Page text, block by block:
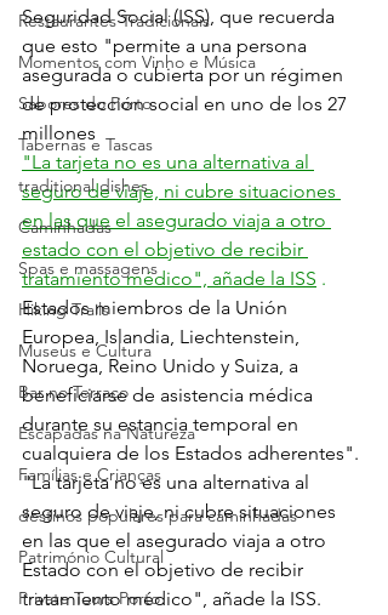
Restaurantes Tradicionais
Momentos com Vinho e Música
Sabores do Porto
Tabernas e Tascas
traditional dishes
Caminhadas
Spas e massagens
Hiking Trails
Museus e Cultura
Bar no Terraço
Escapadas na Natureza
Famílias e Crianças
destinos populares para caminhadas
Património Cultural
Private Tours Porto
Seguridad Social (ISS), que recuerda
que esto "permite a una persona
asegurada o cubierta por un régimen
de protección social en uno de los 27
millones
"La tarjeta no es una alternativa al
seguro de viaje, ni cubre situaciones
en las que el asegurado viaja a otro
estado con el objetivo de recibir
tratamiento médico", añade la ISS .
Estados miembros de la Unión
Europea, Islandia, Liechtenstein,
Noruega, Reino Unido y Suiza, a
beneficiarse de asistencia médica
durante su estancia temporal en
cualquiera de los Estados adherentes".
"La tarjeta no es una alternativa al
seguro de viaje, ni cubre situaciones
en las que el asegurado viaja a otro
Estado con el objetivo de recibir
tratamiento médico", añade la ISS.